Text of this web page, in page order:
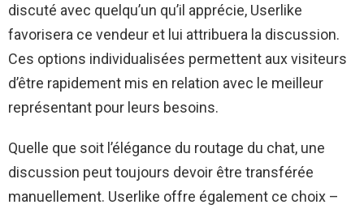
discuté avec quelqu’un qu’il apprécie, Userlike
favorisera ce vendeur et lui attribuera la discussion.
Ces options individualisées permettent aux visiteurs
d’être rapidement mis en relation avec le meilleur
représentant pour leurs besoins.
Quelle que soit l’élégance du routage du chat, une
discussion peut toujours devoir être transférée
manuellement. Userlike offre également ce choix –